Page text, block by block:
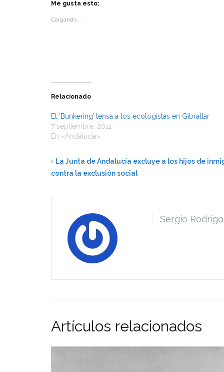
Twitter
(Se
abre
en
Facebook
Me gusta esto:
Cargando...
Relacionado
El ‘Bunkering’ tensa a los ecologistas en Gibraltar
7 septiembre, 2011
En «Andalucía»
La Junta de Andalucía excluye a los hijos de
contra la exclusión social
Sergio Rodrigo
Artículos relacionados